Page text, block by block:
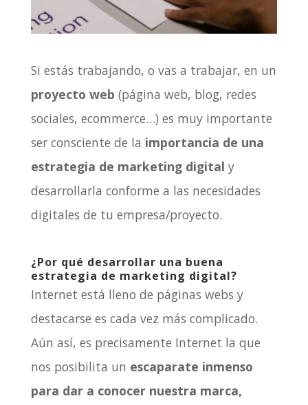
Si estás trabajando, o vas a trabajar, en un
proyecto web (página web, blog, redes
sociales, ecommerce…) es muy importante
ser consciente de la importancia de una
estrategia de marketing digital y
desarrollarla conforme a las necesidades
digitales de tu empresa/proyecto.
¿Por qué desarrollar una buena
estrategia de marketing digital?
Internet está lleno de páginas webs y
destacarse es cada vez más complicado.
Aún así, es precisamente Internet la que
nos posibilita un escaparate inmenso
para dar a conocer nuestra marca,